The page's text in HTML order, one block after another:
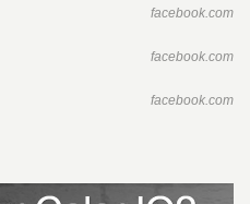
facebook.com
facebook.com
facebook.com